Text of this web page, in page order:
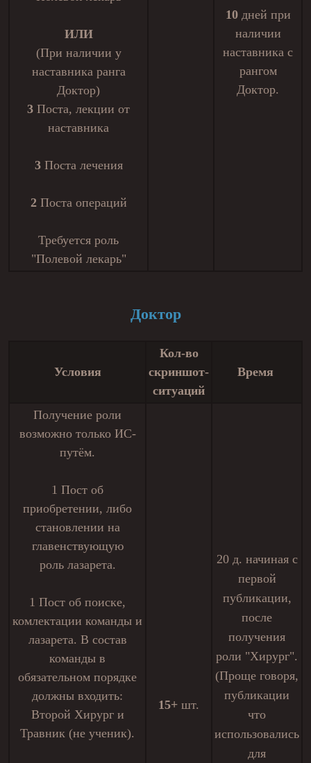
ИЛИ
(При наличии у
наставника ранга
Доктор)
3 Поста, лекции от
наставника
3Поста лечения
2Поста операций
Требуется роль
"Полевой лекарь"
10дней при
наличии
наставника с
рангом
Доктор.
Доктор
Условия
Кол-во
скриншот-
ситуаций
Время
Получение роли
возможно только ИС-
путём.
1 Пост об
приобретении, либо
становлении на
главенствующую
роль лазарета.
1 Пост об поиске,
комлектации команды и
лазарета. В состав
команды в
обязательном порядке
должны входить:
Второй Хирург и
Травник (не ученик).
15+ шт.
20 д. начиная с
первой
публикации,
после
получения
роли "Хирург".
(Проще говоря,
публикации
что
использовались
для